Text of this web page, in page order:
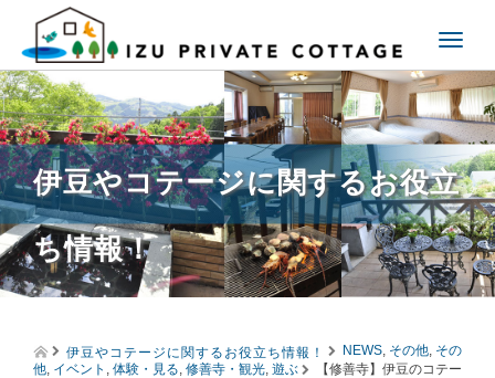
T
g
g
l
n
a
v
i
g
a
o
n
伊豆やコテージに関するお役立
ち情報！
伊豆やコテージに関するお役立ち情報！ NEWS, その他, その
他, イベント , 体験・見る, 修善寺・観光, 遊ぶ
【修善寺】伊豆のコテー